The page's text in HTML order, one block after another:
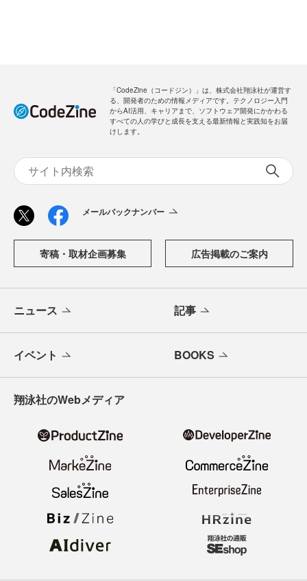
「CodeZine（コードジン）」は、株式会社翔泳社が運営す
る、開発者のための情報メディアです。テクノロジー入門
からAI活用、キャリアまで、ソフトウェア開発にかかわる
すべての人の学びと成長を支える最新情報と実践知をお届
けします。
メールバックナンバー
寄稿・取材企画募集 広告掲載のご案内
ニュース 記事
イベント BOOKS
翔泳社のWebメディア